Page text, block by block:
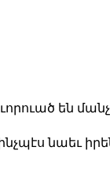
են
նաեւ